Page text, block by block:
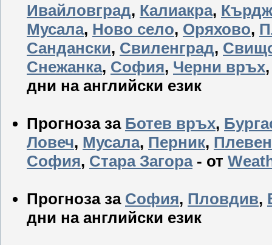
Ивайловград, Калиакра,
Мусала, Ново село, Оряхово,
Сандански, Свиленград,
Снежанка, София, Черни връх
дни на английски език
Прогноза за Ботев връх,
Ловеч, Мусала, Перник, Плевен
София, Стара Загора- от
Прогноза за София, Пловдив,
дни на английски език